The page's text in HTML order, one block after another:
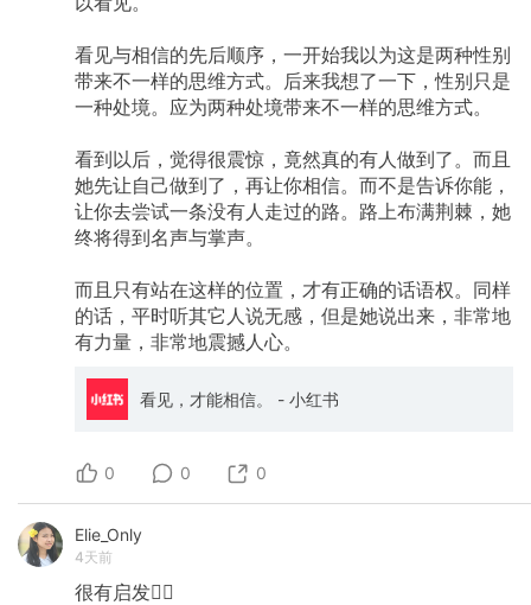
看见与相信的先后顺序，一开始我以为这是两种性别
带来不一样的思维方式。后来我想了一下，性别只是
一种处境。应为两种处境带来不一样的思维方式。
看到以后，觉得很震惊，竟然真的有人做到了。而且
她先让自己做到了，再让你相信。而不是告诉你能，
让你去尝试一条没有人走过的路。路上布满荆棘，她
终将得到名声与掌声。
而且只有站在这样的位置，才有正确的话语权。同样
的话，平时听其它人说无感，但是她说出来，非常地
有力量，非常地震撼人心。
看见，才能相信。 - 小红书
0 0 0
Elie_Only
4天前
很有启发👍🏻